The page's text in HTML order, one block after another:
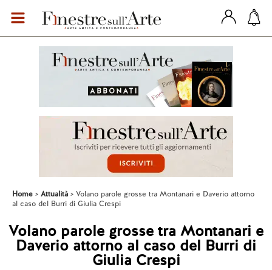
Home Attualità
Volano parole grosse tra Montanari e Daverio attorno
al caso del Burri di Giulia Crespi
Volano parole grosse tra Montanari e
Daverio attorno al caso del Burri di
Giulia Crespi